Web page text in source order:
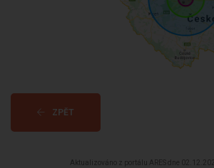
ZPĚT
Aktualizováno z portálu ARES dne